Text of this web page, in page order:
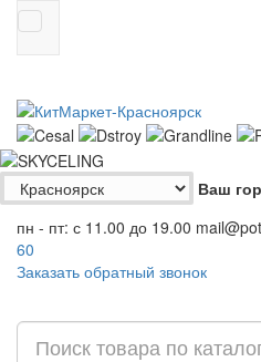
Ваш
пн - пт: с 11.00 до 19.00
60
Заказать обратный звонок